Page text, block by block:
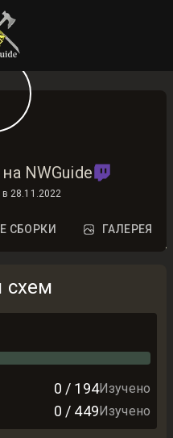
NWGuide
в 28.11.2022
СБОРКИ ГАЛЕРЕЯ
схем
0 / 194Изучено
0 / 449Изучено